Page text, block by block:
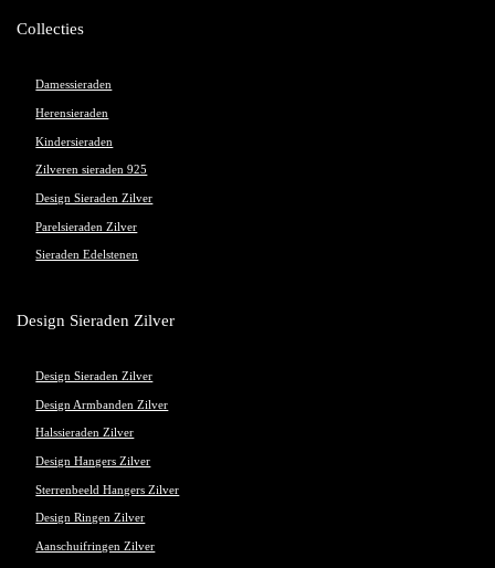
Collecties
Damessieraden
Herensieraden
Kindersieraden
Zilveren sieraden 925
Design Sieraden Zilver
Parelsieraden Zilver
Sieraden Edelstenen
Design Sieraden Zilver
Design Sieraden Zilver
Design Armbanden Zilver
Halssieraden Zilver
Design Hangers Zilver
Sterrenbeeld Hangers Zilver
Design Ringen Zilver
Aanschuifringen Zilver